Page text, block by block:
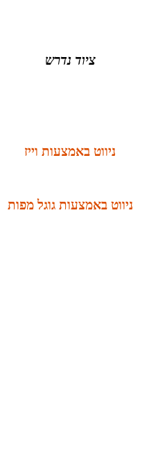
ציוד נדרש
ניווט באמצעות וייז
ניווט באמצעות גוגל מפות